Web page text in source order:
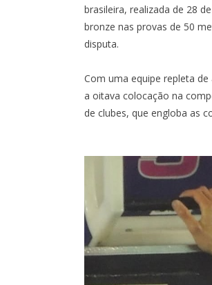
brasileira, realizada de 28
bronze nas provas de 50
disputa.
Com uma equipe repleta
a oitava colocação na
de clubes, que engloba as
COPA DO BRASIL
OITAVAS DE